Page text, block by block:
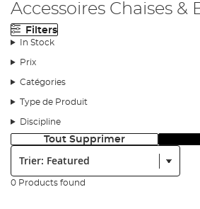
Accessoires Chaises &
Filters
In Stock
Prix
Catégories
Type de Produit
Discipline
Tout Supprimer
0 Products found